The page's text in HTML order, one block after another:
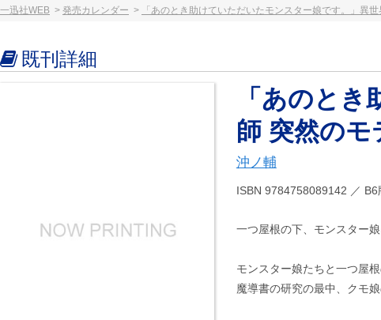
一迅社WEB 発売カレンダー 「あのとき助けていただいたモンスター娘です。」異
既刊詳細
「あのと
師 突然のモ
沖ノ輔
ISBN 9784758089142 ／
一つ屋根の下、モンスター
モンスター娘たちと一つ屋
魔導書の研究の最中、クモ